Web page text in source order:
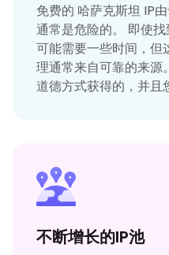
免费的 哈萨克斯坦 IP
通常是危险的。 即使
可能需要一些时间，但
理通常来自可靠的来源
道德方式获得的，并且
不断增长的IP池